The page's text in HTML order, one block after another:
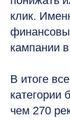
клик.
кампании
В итоге
категории
чем 270